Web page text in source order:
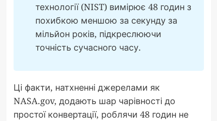
технології (NIST) вимірює 48 годин з
похибкою меншою за секунду за
мільйон років, підкреслюючи
точність сучасного часу.
Ці факти, натхненні джерелами як
NASA.gov, додають шар чарівності до
простої конвертації, роблячи 48 годин не